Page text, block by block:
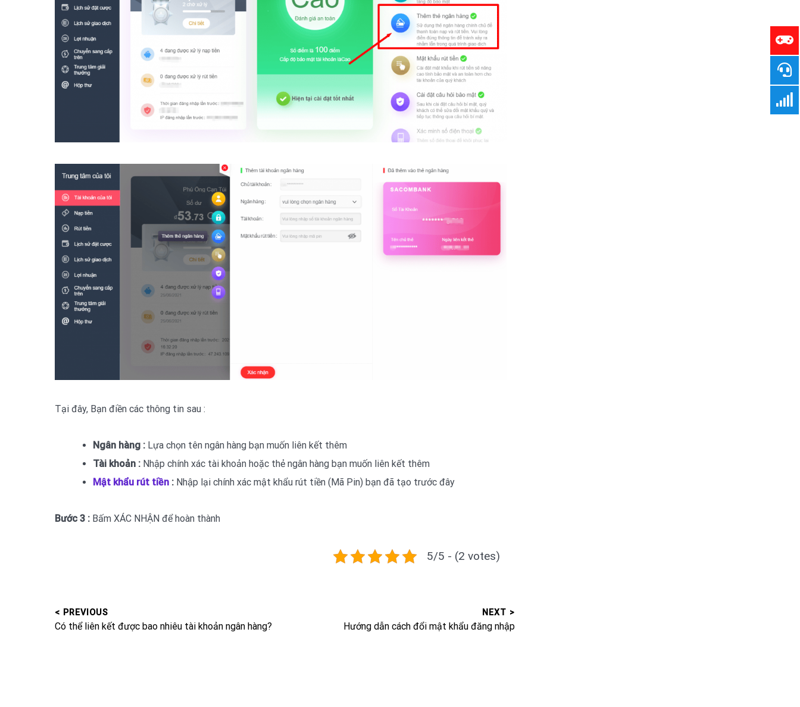
Tại đây, Bạn điền các thông tin sau :
Ngân hàng : Lựa chọn tên ngân hàng bạn muốn liên kết thêm
Tài khoản : Nhập chính xác tài khoản hoặc thẻ ngân hàng bạn muốn liên kết thêm
Mật khẩu rút tiền : Nhập lại chính xác mật khẩu rút tiền (Mã Pin) bạn đã tạo trước đây
Bước 3 : Bấm XÁC NHẬN để hoàn thành
5/5 - (2 votes)
Post
< PREVIOUS
Previous
Có thể liên kết được bao nhiêu tài khoản ngân hàng?
NEXT >
Next
Hướng dẫn cách đổi mật khẩu đăng nhập